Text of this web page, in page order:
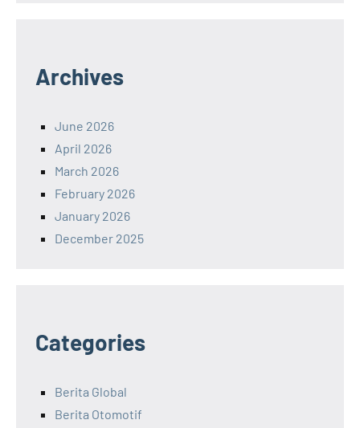
Archives
June 2026
April 2026
March 2026
February 2026
January 2026
December 2025
Categories
Berita Global
Berita Otomotif